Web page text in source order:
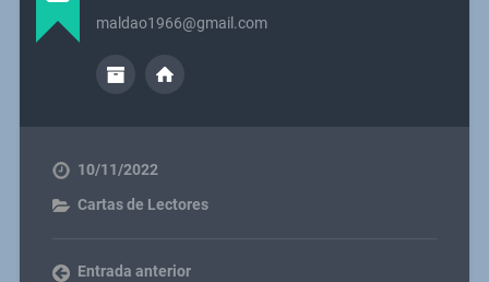
maldao1966@gmail.com
10/11/2022
Cartas de Lectores
Entrada anterior